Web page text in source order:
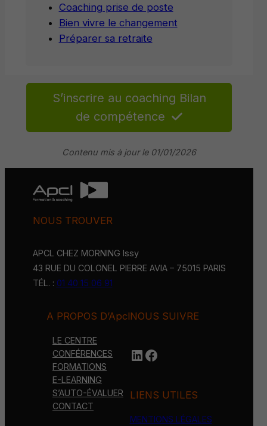
Coaching prise de poste
Bien vivre le changement
Préparer sa retraite
S’inscrire au coaching Bilan
de compétence
Contenu mis à jour le 01/01/2026
NOUS TROUVER
APCL CHEZ MORNING Issy
43 RUE DU COLONEL PIERRE AVIA – 75015 PARIS
TÉL. : 01 40 15 06 91
A PROPOS D’Apcl
LE CENTRE
CONFÉRENCES
FORMATIONS
E-LEARNING
S’AUTO-ÉVALUER
CONTACT
NOUS SUIVRE
LinkedIn
https://
LIENS UTILES
MENTIONS LÉGALES